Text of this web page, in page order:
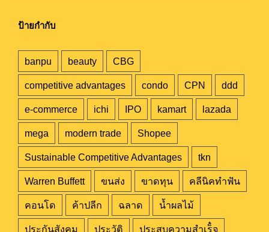
ป้ายกำกับ
banpu beauty CBG
competitive advantages condo CPN ddd
e-commerce ichi IPO kamart lazada
mega modern trade Shopee
Sustainable Competitive Advantages tkn
Warren Buffett ขนส่ง ขาดทุน คลีนิคทำฟัน
คอนโด ค้าปลีก ฉลาด น้ำผลไม้
ประกันสังคม ประวัติ ประสบความสำเร็๋จ